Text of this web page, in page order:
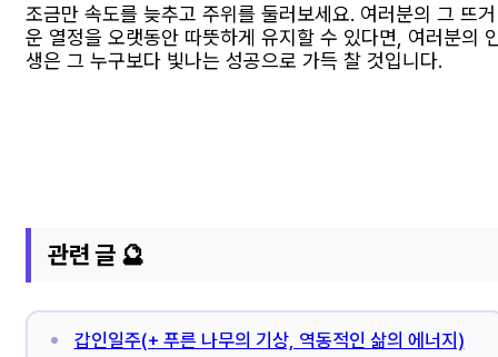
조금만 속도를 늦추고 주위를 둘러보세요. 여러분의 그 뜨거
운 열정을 오랫동안 따뜻하게 유지할 수 있다면, 여러분의
생은 그 누구보다 빛나는 성공으로 가득 찰 것입니다.
관련 글 🔮
갑인일주(+ 푸른 나무의 기상, 역동적인 삶의 에너지)